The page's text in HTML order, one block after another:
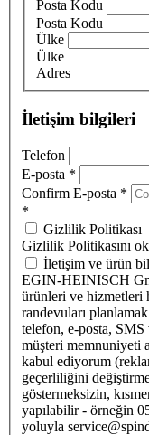
Posta Kodu
Posta Kodu
Ülke
Ülke
Adres
İletişim bilgileri
Telefon
E-posta *
Confirm E-posta *
*
Gizlilik Politikası
Gizlilik Politikasını
İletişim ve ürün
EGIN-HEINISCH
ürünleri ve hizmetleri
randevuları
telefon, e-posta, SMS
müşteri memnuniyeti
kabul ediyorum
geçerliliğini
göstermeksizin,
yapılabilir - örneğin
yoluyla